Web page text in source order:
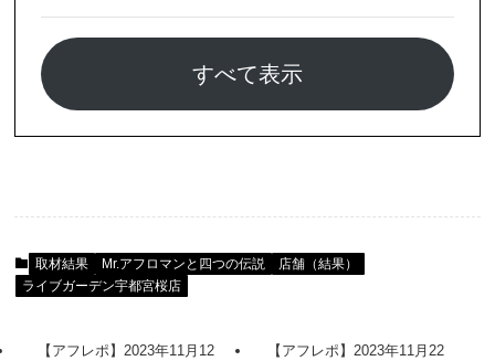
すべて表示
取材結果 Mr.アフロマンと四つの伝説
店舗（結果）
ライブガーデン宇都宮桜店
【アフレポ】2023年11月12
【アフレポ】2023年11月22